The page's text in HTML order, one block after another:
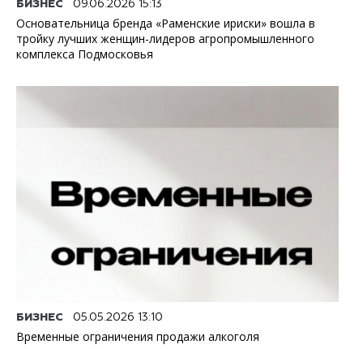
БИЗНЕС 09.06.2026 15:13
Основательница бренда «Раменские ириски» вошла в
тройку лучших женщин-лидеров агропромышленного
комплекса Подмосковья
БИЗНЕС 05.05.2026 13:10
Временные ограничения продажи алкоголя